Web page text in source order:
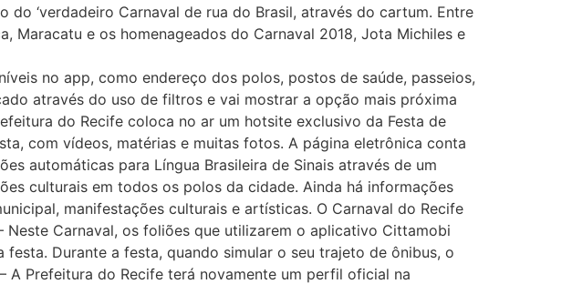
‘verdadeiro Carnaval de rua do Brasil, através do cartum. Entre
Maracatu e os homenageados do Carnaval 2018, Jota Michiles e
no app, como endereço dos polos, postos de saúde, passeios,
através do uso de filtros e vai mostrar a opção mais próxima
do Recife coloca no ar um hotsite exclusivo da Festa de
com vídeos, matérias e muitas fotos. A página eletrônica conta
automáticas para Língua Brasileira de Sinais através de um
culturais em todos os polos da cidade. Ainda há informações
manifestações culturais e artísticas. O Carnaval do Recife
Carnaval, os foliões que utilizarem o aplicativo Cittamobi
Durante a festa, quando simular o seu trajeto de ônibus, o
Prefeitura do Recife terá novamente um perfil oficial na